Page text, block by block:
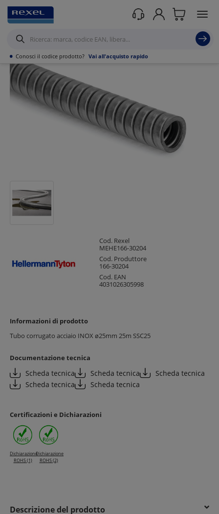
• Conosci il codice prodotto? Vai all'acquisto rapido
Prodotti /Canalizzazioni Tubo PVC,Metallo,Guaine e Accessori /Tubi
corrugati/
Cod. Rexel
MEHE166-30204
Cod. Produttore
166-30204
Cod. EAN
4031026305998
Informazioni di prodotto
Tubo corrugato acciaio INOX ø25mm 25m SSC25
Documentazione tecnica
Scheda tecnica Scheda tecnica
Scheda tecnica
Scheda tecnica
Scheda tecnica
Certificazioni e Dichiarazioni
Dichiarazione
ROHS (1)
Dichiarazione
ROHS (2)
Descrizione del prodotto